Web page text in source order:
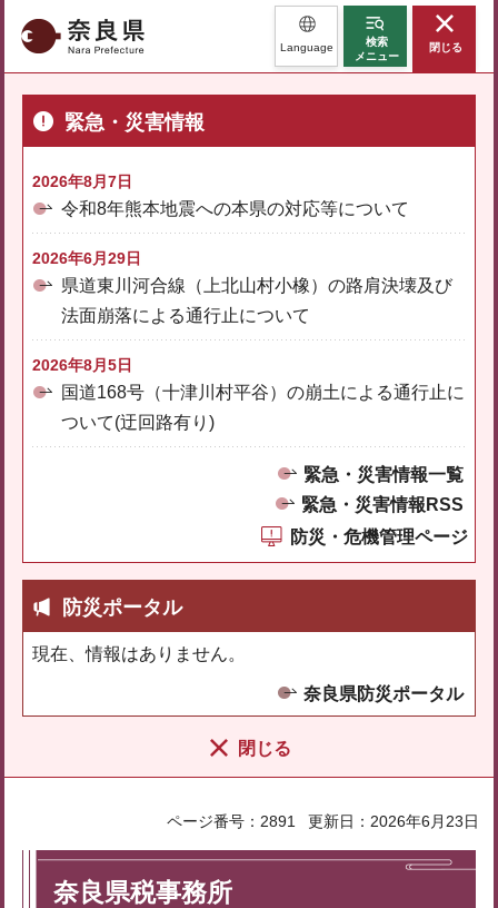
奈良県 Language
検索
メニュー
閉じる
緊急・災害情報
2026年8月7日
令和8年熊本地震への本県の対応等について
2026年6月29日
県道東川河合線（上北山村小橡）の路肩決壊及び
法面崩落による通行止について
2026年8月5日
国道168号（十津川村平谷）の崩土による通行止に
ついて(迂回路有り)
緊急・災害情報一覧
緊急・災害情報RSS
防災・危機管理ページ
防災ポータル
現在、情報はありません。
奈良県防災ポータル
閉じる
ページ番号：2891 更新日：2026年6月23日
奈良県税事務所